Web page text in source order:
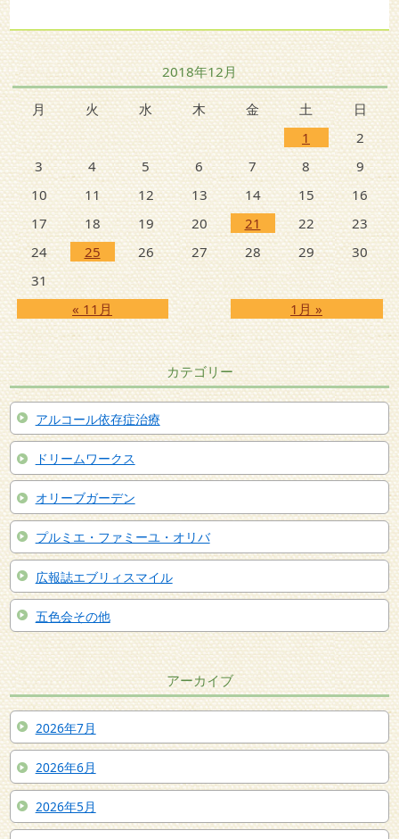
2018年12月
月 火 水 木 金 土 日
« 11月 1月 »
1
2
3
4 5 6 7 8
9
10
11 12 13 14 15
16
17
18 19 20 21 22
23
24
25 26 27 28 29
30
31
カテゴリー
アルコール依存症治療
ドリームワークス
オリーブガーデン
プルミエ・ファミーユ・オリバ
広報誌エブリィスマイル
五色会その他
アーカイブ
2026年7月
2026年6月
2026年5月